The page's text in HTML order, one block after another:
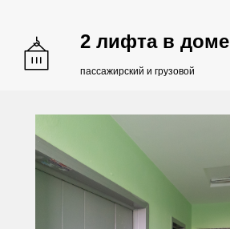
2 лифта в доме
пассажирский и грузовой